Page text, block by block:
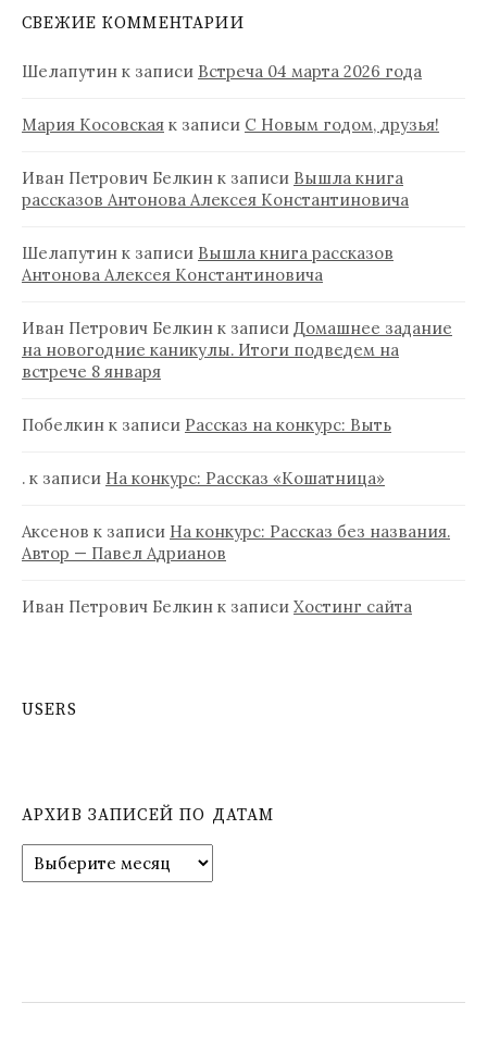
СВЕЖИЕ КОММЕНТАРИИ
Шелапутин к записи Встреча 04 марта 2026 года
Мария Косовская к записи С Новым годом, друзья!
Иван Петрович Белкин к записи Вышла книга
рассказов Антонова Алексея Константиновича
Шелапутин к записи Вышла книга рассказов
Антонова Алексея Константиновича
Иван Петрович Белкин к записи Домашнее задание
на новогодние каникулы. Итоги подведем на
встрече 8 января
Побелкин к записи Рассказ на конкурс: Выть
. к записи На конкурс: Рассказ «Кошатница»
Аксенов к записи На конкурс: Рассказ без названия.
Автор — Павел Адрианов
Иван Петрович Белкин к записи Хостинг сайта
USERS
АРХИВ ЗАПИСЕЙ ПО ДАТАМ
р
а